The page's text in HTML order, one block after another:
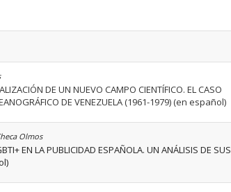
DE UN NUEVO CAMPO CIENTÍFICO. EL CASO
DE VENEZUELA (1961-1979) (en español)
Olmos
EN LA PUBLICIDAD ESPAÑOLA. UN ANÁLISIS DE SUS